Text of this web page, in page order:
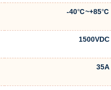
-40℃~+85℃
1500VDC
35A